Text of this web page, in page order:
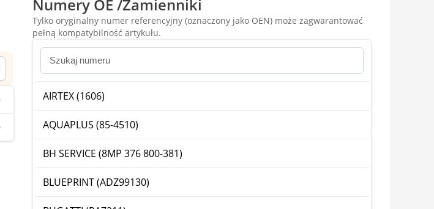
Numery OE /Zamienniki
Tylko oryginalny numer referencyjny (oznaczony jako OEN) może zagwarantować
pełną kompatybilność artykułu.
AIRTEX (1606)
AQUAPLUS (85-4510)
BH SERVICE (8MP 376 800-381)
BLUEPRINT (ADZ99130)